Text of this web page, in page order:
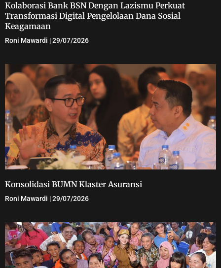
Kolaborasi Bank BSN Dengan Lazismu Perkuat
Transformasi Digital Pengelolaan Dana Sosial
Keagamaan
Roni Mawardi 29/07/2026
Konsolidasi BUMN Klaster Asuransi
Roni Mawardi 29/07/2026